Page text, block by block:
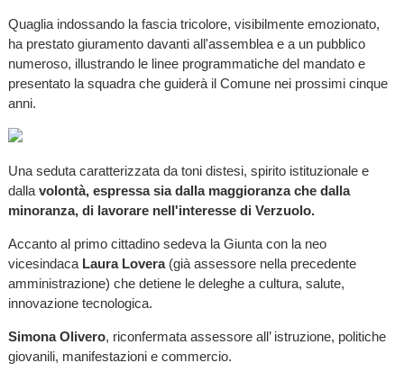
Quaglia indossando la fascia tricolore, visibilmente emozionato,
ha prestato giuramento davanti all'assemblea e a un pubblico
numeroso, illustrando le linee programmatiche del mandato e
presentato la squadra che guiderà il Comune nei prossimi cinque
anni.
Una seduta caratterizzata da toni distesi, spirito istituzionale e
dalla volontà, espressa sia dalla maggioranza che dalla
minoranza, di lavorare nell'interesse di Verzuolo.
Accanto al primo cittadino sedeva la Giunta con la neo
vicesindaca Laura Lovera (già assessore nella precedente
amministrazione) che detiene le deleghe a cultura, salute,
innovazione tecnologica.
Simona Olivero, riconfermata assessore all’ istruzione, politiche
giovanili, manifestazioni e commercio.